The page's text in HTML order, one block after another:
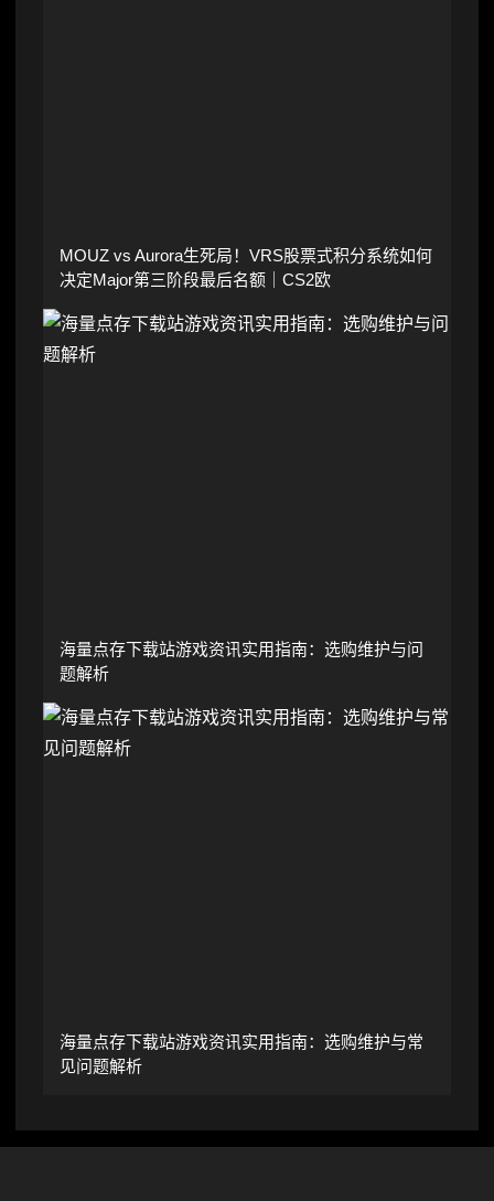
MOUZ vs Aurora生死局！VRS股票式积分系统如何
决定Major第三阶段最后名额｜CS2欧
海量点存下载站游戏资讯实用指南：选购维护与问
题解析
海量点存下载站游戏资讯实用指南：选购维护与常
见问题解析